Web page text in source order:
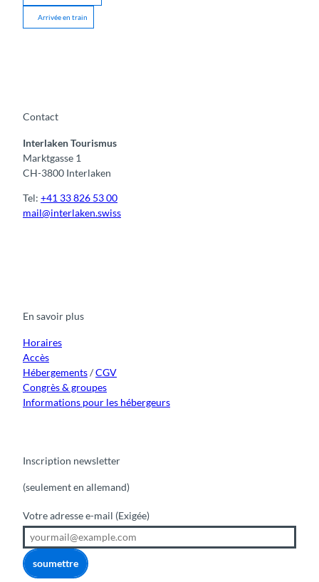
Arrivée en train
Contact
Interlaken Tourismus
Marktgasse 1
CH-3800 Interlaken
Tel: +41 33 826 53 00
mail@interlaken.swiss
o
e
r
En savoir plus
Horaires
Accès
Hébergements/CGV
Congrès & groupes
Informations pour les hébergeurs
Inscription newsletter
(seulement en allemand)
Votre adresse e-mail (Exigée)
soumettre